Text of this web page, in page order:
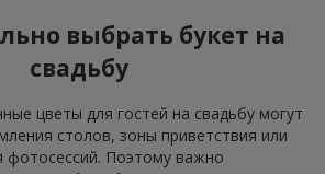
выбрать букет на
свадьбу
цветы для гостей на свадьбу могут
столов, зоны приветствия или
фотосессий. Поэтому важно